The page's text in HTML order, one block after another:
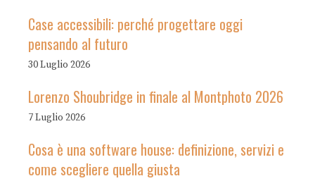
Case accessibili: perché progettare oggi
pensando al futuro
30 Luglio 2026
Lorenzo Shoubridge in finale al Montphoto 2026
7 Luglio 2026
Cosa è una software house: definizione, servizi e
come scegliere quella giusta